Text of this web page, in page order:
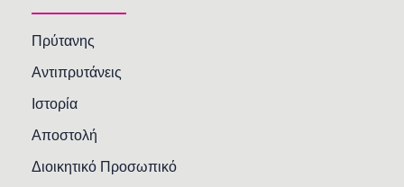
Πρύτανης
Αντιπρυτάνεις
Ιστορία
Αποστολή
Διοικητικό Προσωπικό